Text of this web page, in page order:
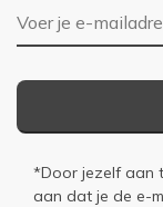
E-mailadres
*Door jezelf aan
aan dat je de e-